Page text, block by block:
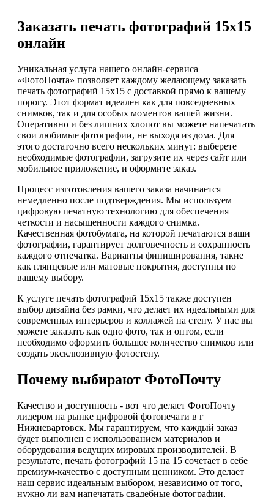
Заказать печать фотографий 15х15
онлайн
Уникальная услуга нашего онлайн-сервиса
«ФотоПочта» позволяет каждому желающему заказать
печать фотографий 15х15 с доставкой прямо к вашему
порогу. Этот формат идеален как для повседневных
снимков, так и для особых моментов вашей жизни.
Оперативно и без лишних хлопот вы можете напечатать
свои любимые фотографии, не выходя из дома. Для
этого достаточно всего нескольких минут: выберете
необходимые фотографии, загрузите их через сайт или
мобильное приложение, и оформите заказ.
Процесс изготовления вашего заказа начинается
немедленно после подтверждения. Мы используем
цифровую печатную технологию для обеспечения
четкости и насыщенности каждого снимка.
Качественная фотобумага, на которой печатаются ваши
фотографии, гарантирует долговечность и сохранность
каждого отпечатка. Варианты финиширования, такие
как глянцевые или матовые покрытия, доступны по
вашему выбору.
К услуге печать фотографий 15х15 также доступен
выбор дизайна без рамки, что делает их идеальными для
современных интерьеров и коллажей на стену. У нас вы
можете заказать как одно фото, так и оптом, если
необходимо оформить большое количество снимков или
создать эксклюзивную фотостену.
Почему выбирают ФотоПочту
Качество и доступность - вот что делает ФотоПочту
лидером на рынке цифровой фотопечати в г
Нижневартовск. Мы гарантируем, что каждый заказ
будет выполнен с использованием материалов и
оборудования ведущих мировых производителей. В
результате, печать фотографий 15 на 15 сочетает в себе
премиум-качество с доступным ценником. Это делает
наш сервис идеальным выбором, независимо от того,
нужно ли вам напечатать свадебные фотографии,